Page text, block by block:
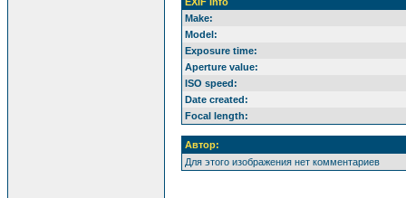
Make:
Model:
Exposure time:
Aperture value:
ISO speed:
Date created:
Focal length:
Автор:
Для этого изображения нет комментариев